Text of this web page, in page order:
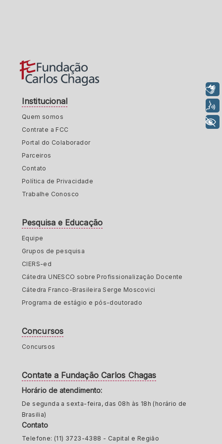
Institucional
Quem somos
Contrate a FCC
Portal do Colaborador
Parceiros
Contato
Política de Privacidade
Trabalhe Conosco
Pesquisa e Educação
Equipe
Grupos de pesquisa
CIERS-ed
Cátedra UNESCO sobre Profissionalização Docente
Cátedra Franco-Brasileira Serge Moscovici
Programa de estágio e pós-doutorado
Concursos
Concursos
Contate a Fundação Carlos Chagas
Horário de atendimento:
De segunda a sexta-feira, das 08h às 18h (horário de
Brasilia)
Contato
Telefone: (11) 3723-4388 - Capital e Região